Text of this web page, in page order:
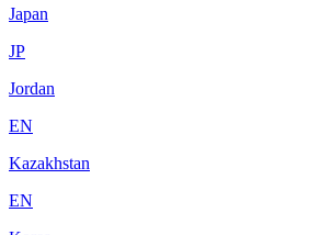
Japan
JP
Jordan
EN
Kazakhstan
EN